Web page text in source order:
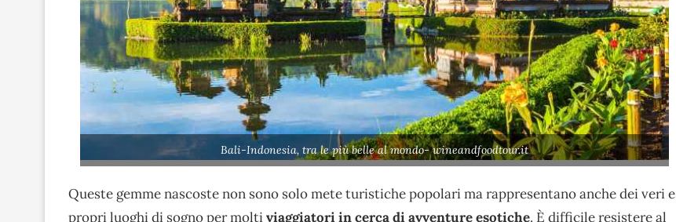
Bali-Indonesia, tra le più belle al mondo- wineandfoodtour.it
Queste gemme nascoste non sono solo mete turistiche popolari ma rappresentano anche dei veri e
propri luoghi di sogno per moltiviaggiatori in cerca di avventure esotiche. È difficile resistere al